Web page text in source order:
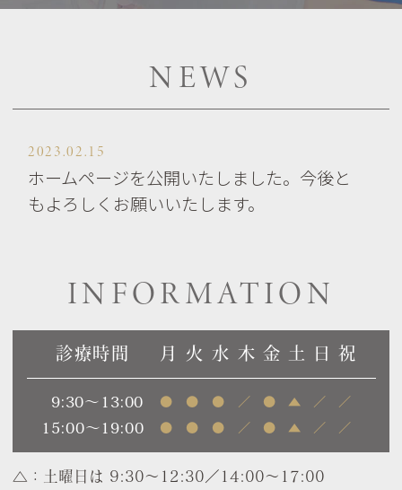
NEWS
2023.02.15
ホームページを公開いたしました。今後と
もよろしくお願いいたします。
INFORMATION
診療時間 月 火 水 木 金 土 日 祝
9:30～13:00 ● ● ● ／ ● ▲ ／ ／
15:00～19:00 ● ● ● ／ ● ▲ ／ ／
△：土曜日は 9:30～12:30／14:00～17:00